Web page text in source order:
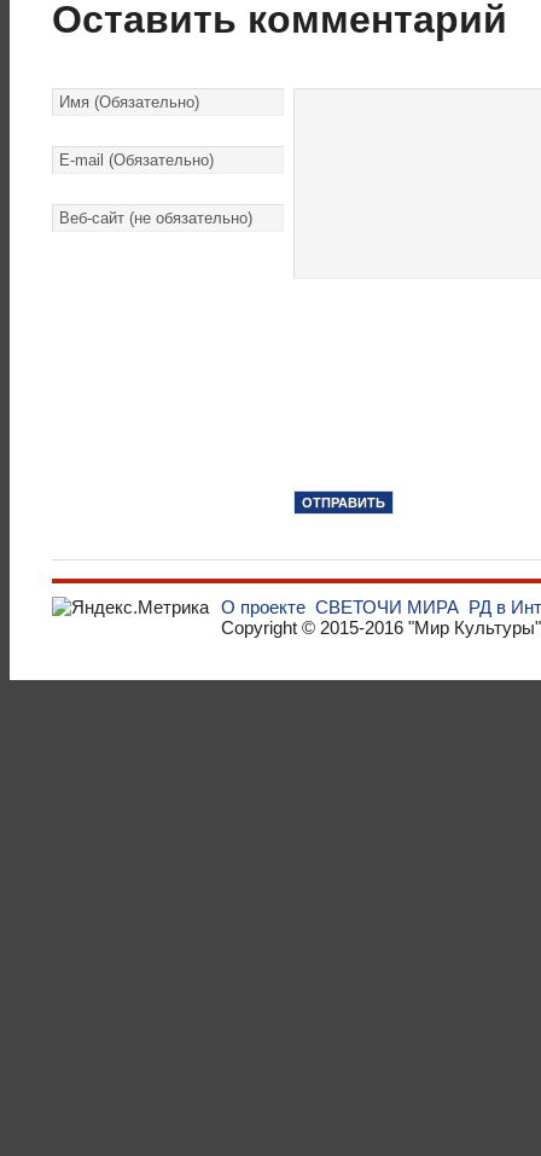
Оставить комментарий
О проекте СВЕТОЧИ МИРА РД в
Copyright © 2015-2016 "Мир Культуры"